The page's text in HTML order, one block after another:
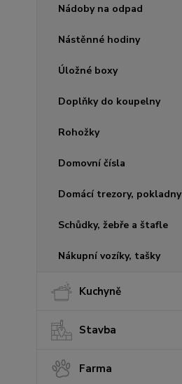
Nádoby na odpad
Nástěnné hodiny
Úložné boxy
Doplňky do koupelny
Rohožky
Domovní čísla
Domácí trezory, pokladny
Schůdky, žebře a štafle
Nákupní vozíky, tašky
Kuchyně
Stavba
Farma